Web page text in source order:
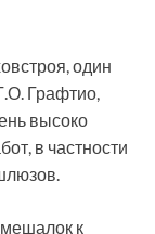
один
Графтио,
высоко
в частности
к